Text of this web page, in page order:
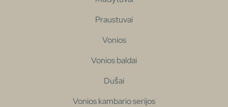
Praustuvai
Vonios
Vonios baldai
Dušai
Vonios kambario serijos